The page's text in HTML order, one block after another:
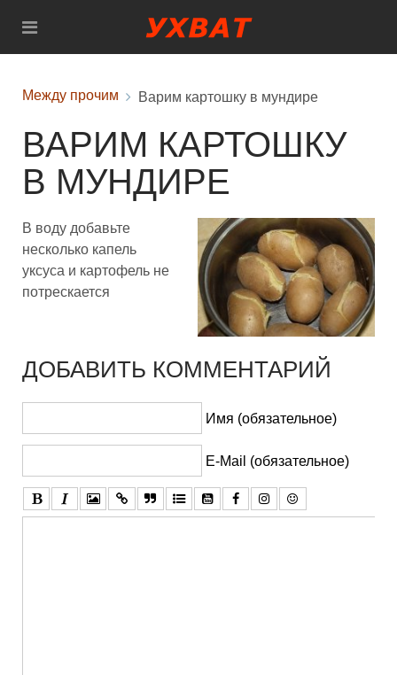
Между прочим Варим картошку в мундире
ВАРИМ КАРТОШКУ
В МУНДИРЕ
В воду добавьте
несколько капель
уксуса и картофель не
потрескается
ДОБАВИТЬ КОММЕНТАРИЙ
Имя (обязательное)
E-Mail (обязательное)